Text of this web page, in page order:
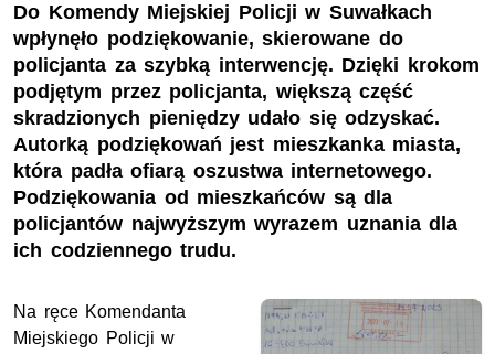
Do Komendy Miejskiej Policji w Suwałkach
wpłynęło podziękowanie, skierowane do
policjanta za szybką interwencję. Dzięki krokom
podjętym przez policjanta, większą część
skradzionych pieniędzy udało się odzyskać.
Autorką podziękowań jest mieszkanka miasta,
która padła ofiarą oszustwa internetowego.
Podziękowania od mieszkańców są dla
policjantów najwyższym wyrazem uznania dla
ich codziennego trudu.
Na ręce Komendanta
Miejskiego Policji w